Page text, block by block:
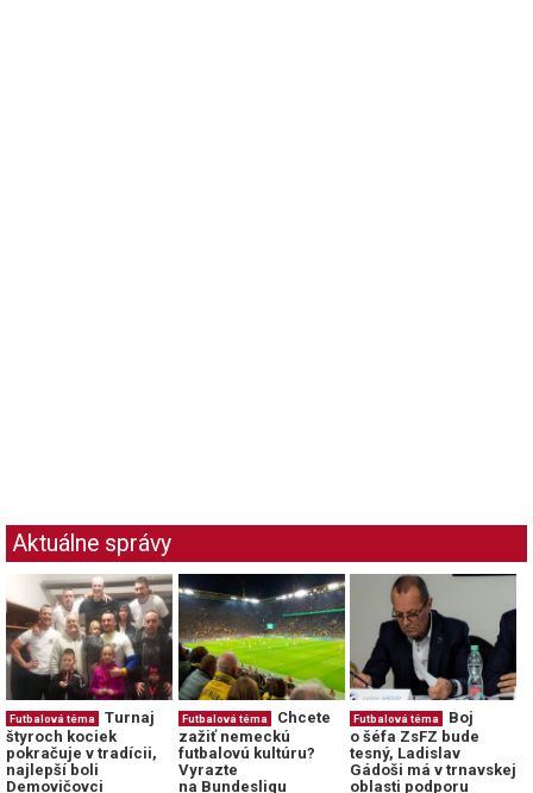
Aktuálne správy
Futbalová téma
Turnaj
štyroch kociek
pokračuje v tradícii,
najlepší boli
Demovičovci
Futbalová téma
Chcete
zažiť nemeckú
futbalovú kultúru?
Vyrazte
na Bundesligu
Futbalová téma
Boj
o šéfa ZsFZ bude
tesný, Ladislav
Gádoši má v trnavskej
oblasti podporu